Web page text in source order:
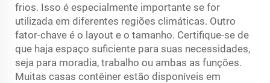
frios. Isso é especialmente importante se for
utilizada em diferentes regiões climáticas. Outro
fator-chave é o layout e o tamanho. Certifique-se de
que haja espaço suficiente para suas necessidades,
seja para moradia, trabalho ou ambas as funções.
Muitas casas contêiner estão disponíveis em